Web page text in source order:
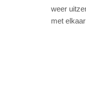
weer
met elkaar